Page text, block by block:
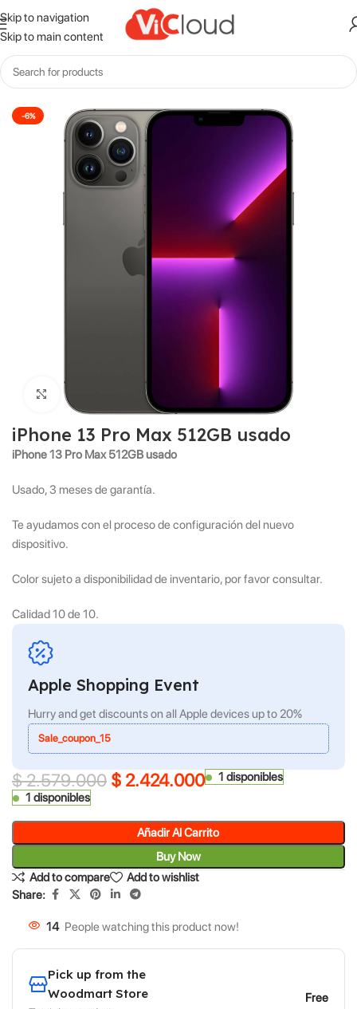
Skip to navigation
Skip to main content
Inicio Iphone
-6%
Click to enlarge
iPhone 13 Pro Max 512GB usado
iPhone 13 Pro Max 512GB usado
Usado, 3 meses de garantía.
Te ayudamos con el proceso de configuración del nuevo
dispositivo.
Color sujeto a disponibilidad de inventario, por favor consultar.
Calidad 10 de 10.
Apple Shopping Event
Hurry and get discounts on all Apple devices up to 20%
Sale_coupon_15
$2.579.000 $ 2.424.000
1 disponibles
1 disponibles
Añadir Al Carrito
Buy Now
Add to compare
Add to wishlist
Share:
14 People watching this product now!
Pick up from the
Woodmart Store
Free